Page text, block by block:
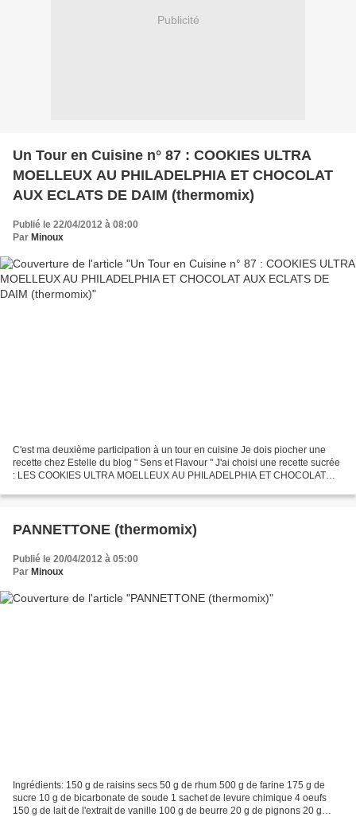
Publicité
Un Tour en Cuisine n° 87 : COOKIES ULTRA
MOELLEUX AU PHILADELPHIA ET CHOCOLAT
AUX ECLATS DE DAIM (thermomix)
Publié le 22/04/2012 à 08:00
Par Minoux
C'est ma deuxième participation à un tour en cuisine Je dois piocher une
recette chez Estelle du blog " Sens et Flavour " J'ai choisi une recette sucrée
: LES COOKIES ULTRA MOELLEUX AU PHILADELPHIA ET CHOCOLAT
PANNETTONE (thermomix)
Publié le 20/04/2012 à 05:00
Par Minoux
Ingrédients: 150 g de raisins secs 50 g de rhum 500 g de farine 175 g de
sucre 10 g de bicarbonate de soude 1 sachet de levure chimique 4 oeufs
150 g de lait de l'extrait de vanille 100 g de beurre 20 g de pignons 20 g